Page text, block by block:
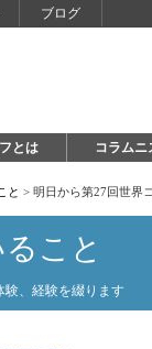
ブログ
とは コラムニ
と > 明日から第27回世界
こと
験、経験を綴ります